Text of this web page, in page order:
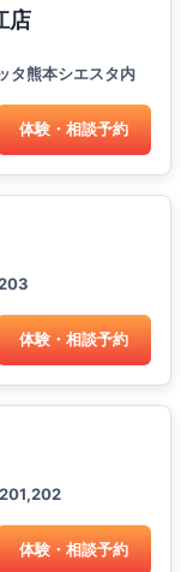
店
タ熊本シエスタ内
体験・相談予約
体験・相談予約
体験・相談予約